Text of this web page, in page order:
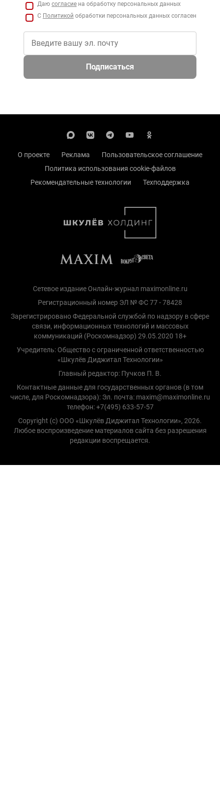
Даю согласие на обработку персональных данных
С Политикой обработки персональных данных согласен
Подписаться
О проекте Реклама
Пользовательское соглашение
Политика использования cookie-файлов
Рекомендательные технологии
Техподдержка
Сетевое издание Онлайн-журнал maximonline.ru
Регистрационный номер ЭЛ № ФС 77 - 78428
Зарегистрировано Федеральной службой по надзору в сфере
связи, информационных технологий и массовых
коммуникаций (Роскомнадзор) 29.05.2020 18+
Учредитель: Общество с ограниченной ответственностью
«Шкулёв Диджитал Технологии»
Главный редактор: Пучков П. В.
Контактные данные для государственных органов (в том
числе, для Роскомнадзора): Эл. почта: maxim@maximonline.ru
телефон: +7(495) 633-57-57
Copyright (с) ООО «Шкулёв Диджитал Технологии», 2026.
Любое воспроизведение материалов сайта без разрешения
редакции воспрещается.